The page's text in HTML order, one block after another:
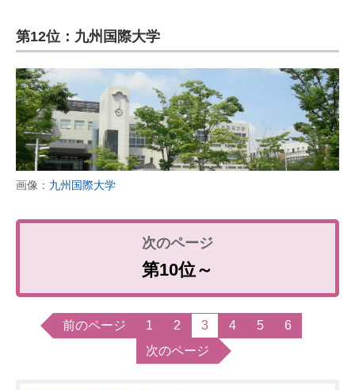
第12位：九州国際大学
画像： 九州国際大学
第10位～
前のページ 1 2 3 4 5
6
次のページ